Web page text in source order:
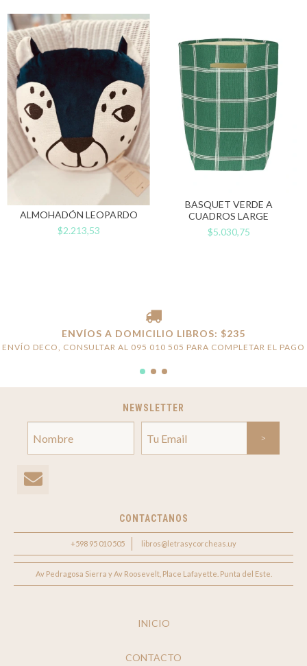
ALMOHADÓN LEOPARDO
$2.213,53
BASQUET VERDE A
CUADROS LARGE
$5.030,75
ENVÍOS A DOMICILIO LIBROS: $235
ENVÍO DECO, CONSULTAR AL 095 010 505 PARA COMPLETAR EL PAGO
NEWSLETTER
CONTACTANOS
+598 95 010 505 libros@letrasycorcheas.uy
Av Pedragosa Sierra y Av Roosevelt, Place Lafayette. Punta del Este.
INICIO
CONTACTO